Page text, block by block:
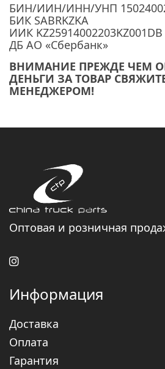
БИН/ИИН/ИНН/УНП
БИК SABRKZKA
ИИК KZ25914002203KZ001DB
ДБ АО «Сбербанк»
ВНИМАНИЕ ПРЕЖДЕ ЧЕМ
ДЕНЬГИ ЗА ТОВАР
МЕНЕДЖЕРОМ!
Оптовая и розничная
Информация
Доставка
Оплата
Гарантия